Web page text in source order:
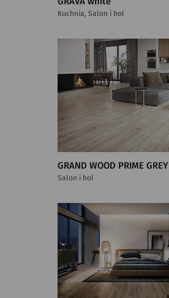
Kuchnia, Salon i hol
GRAND WOOD PRIME GREY
Salon i hol